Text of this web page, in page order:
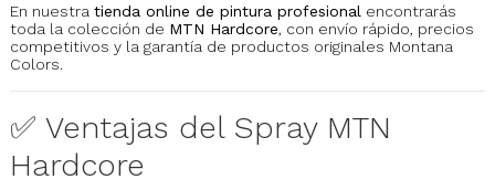
En nuestra tienda online de pintura profesional encontrarás
toda la colección de MTN Hardcore, con envío rápido, precios
competitivos y la garantía de productos originales Montana
Colors.
✅ Ventajas del Spray MTN
Hardcore